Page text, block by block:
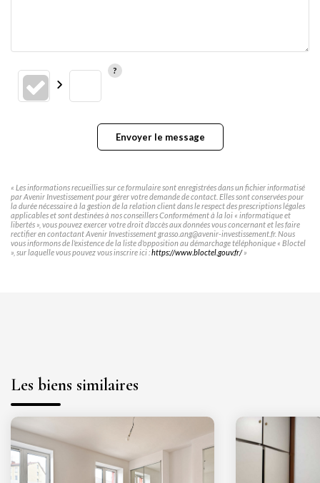
Envoyer le message
« Les informations recueillies sur ce formulaire sont enregistrées dans un fichier informatisé
par Avenir Investissement pour gérer votre demande de contact. Elles sont conservées pour
la durée nécessaire à la gestion de la relation client dans le respect des prescriptions légales
applicables et sont destinées à nos conseillers Conformément à la loi « informatique et
libertés », vous pouvez exercer votre droit d'accès aux données vous concernant et les faire
rectifier en contactant Avenir Investissement grasso.ang@avenir-investissement.fr. Nous
vous informons de l'existence de la liste d'opposition au démarchage téléphonique « Bloctel
», sur laquelle vous pouvez vous inscrire ici :https://www.bloctel.gouv.fr/»
Les biens similaires